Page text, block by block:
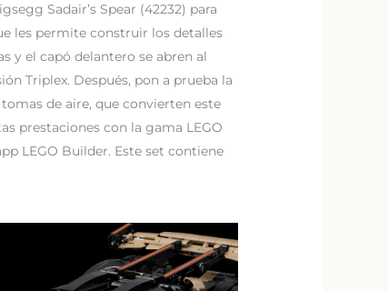
Sadair’s Spear (42232) para
les permite construir los detalles
y el capó delantero se abren al
Triplex. Después, pon a prueba la
de aire, que convierten este
prestaciones con la gama LEGO
LEGO Builder. Este set contiene